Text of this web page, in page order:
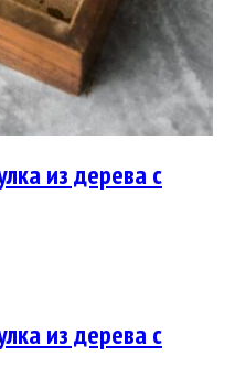
из дерева с
из дерева с